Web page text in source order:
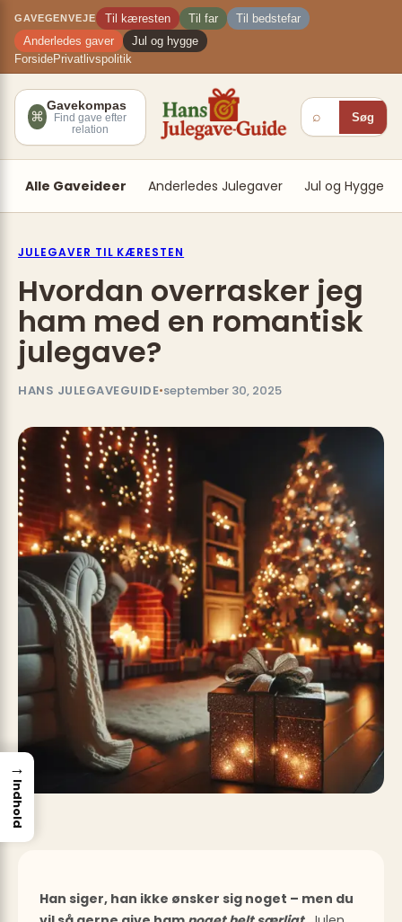
Spring
indhold
GAVEGENVEJE Til kæresten Til far
Til bedstefar
Anderledes gaver
Jul og hygge
ForsidePrivatlivspolitik
⌘
Gavekompas
Find gave efter
relation
⌕ Søg
Alle Gaveideer Anderledes Julegaver Jul og Hygge
JULEGAVER TIL KÆRESTEN
Hvordan overrasker jeg
ham med en romantisk
julegave?
HANS JULEGAVEGUIDE•september 30, 2025
Han siger, han ikke ønsker sig noget – men du
→
Indhold